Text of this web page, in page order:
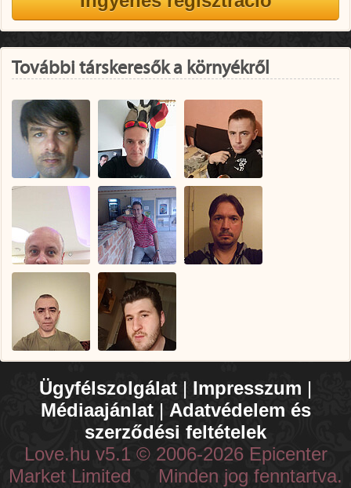
További társkeresők a környékről
Ügyfélszolgálat | Impresszum |
Médiaajánlat| Adatvédelem és
szerződési feltételek
Love.hu v5.1 © 2006-2026 Epicenter
Market Limited Minden jog fenntartva.